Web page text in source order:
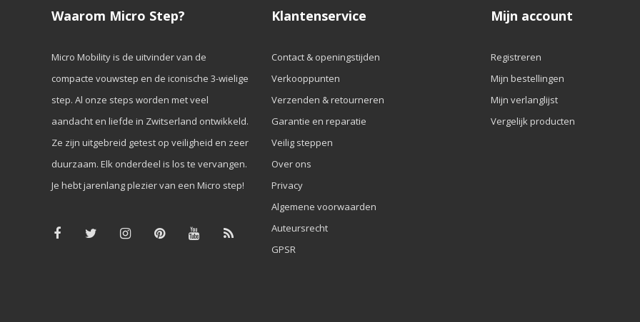
Waarom Micro Step?
Micro Mobility is de uitvinder van de
compacte vouwstep en de iconische 3-wielige
step. Al onze steps worden met veel
aandacht en liefde in Zwitserland ontwikkeld.
Ze zijn uitgebreid getest op veiligheid en zeer
duurzaam. Elk onderdeel is los te vervangen.
Je hebt jarenlang plezier van een Micro step!
Klantenservice
Contact & openingstijden
Verkooppunten
Verzenden & retourneren
Garantie en reparatie
Veilig steppen
Over ons
Privacy
Algemene voorwaarden
Auteursrecht
GPSR
Mijn account
Registreren
Mijn bestellingen
Mijn verlanglijst
Vergelijk producten